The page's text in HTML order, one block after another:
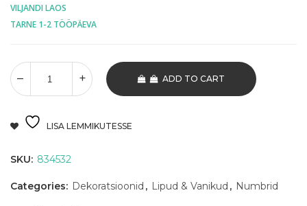
VILJANDI LAOS
TARNE 1-2 TÖÖPÄEVA
ADD TO CART
LISA LEMMIKUTESSE
SKU: 834532
Categories: Dekoratsioonid , Lipud & Vanikud , Numbrid